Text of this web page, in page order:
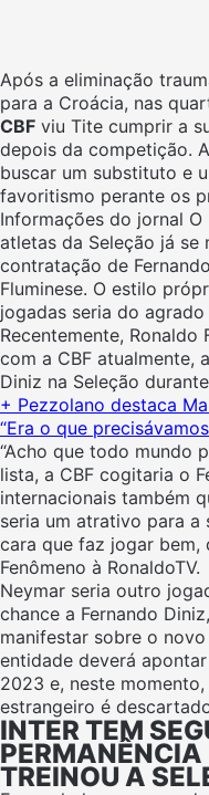
Após a eliminação
para a Croácia, nas
CBF viu Tite cumprir a
depois da competição.
buscar um substituto e
favoritismo perante os
Informações do jornal
atletas da Seleção já se
contratação de
Fluminese. O estilo
jogadas seria do
Recentemente, Ronaldo
com a CBF atualmente,
Diniz na Seleção
+ Pezzolano destaca
“Era o que
“Acho que todo mundo
lista, a CBF cogitaria o
internacionais também
seria um atrativo para a
cara que faz jogar bem,
Fenômeno à RonaldoTV.
Neymar seria outro
chance a Fernando
manifestar sobre o
entidade deverá
2023 e, neste
estrangeiro é
INTER TEM
TREINOU A